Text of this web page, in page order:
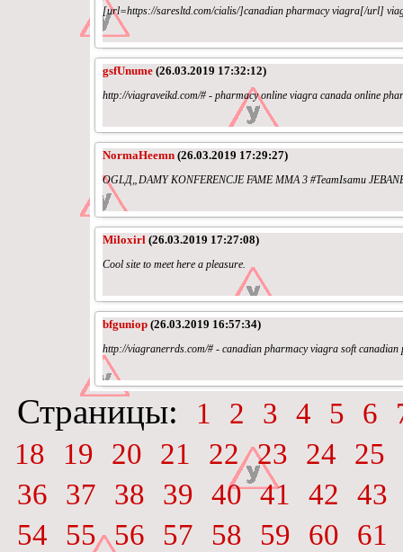
[url=https://saresltd.com/cialis/]canadian pharmacy viagra[/url]
gsfUnume (26.03.2019 17:32:12)
http://viagraveikd.com/# - pharmacy online viagra canada online
NormaHeemn (26.03.2019 17:29:27)
OGLД„DAMY KONFERENCJE FAME MMA 3 #TeamIsamu
Miloxirl (26.03.2019 17:27:08)
Cool site to meet here a pleasure.
bfguniop (26.03.2019 16:57:34)
http://viagranerrds.com/# - canadian pharmacy viagra soft canadian
Страницы: 1 2 3 4 5 6
18
19 20 21 22 23 24
25
36
37 38 39 40 41 42
43
54
55 56 57 58 59 60
61